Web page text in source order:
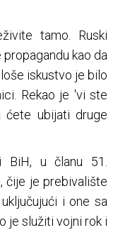
tamo. Ruski
kao da
iskustvo je bilo
Rekao je 'vi ste
ćete ubijati druge
BiH, u članu 51.
čije je prebivalište
i one sa
je služiti vojni rok i